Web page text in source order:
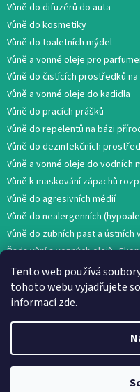
Tento web používá
tohoto webu vyjadřujete
informacízde.
Vůně do difuzérů do auta
Vůně do kosmetiky
Vůně do toaletních mýdel
Vůně a vonné oleje pro
Vůně do čistících prostředků
Vůně a vonné oleje do kadidla
Vůně do pracích prášků
Vůně do repelentů na bázi
Vůně do dezinfekčních
Vůně a vonné oleje do vodních
Vůně k maskování zápachů
Vůně do agresivních médií
Vůně do nealergenních
Vůně do zubních past a ústních
Řada vůní a vonných olejů
AROMA